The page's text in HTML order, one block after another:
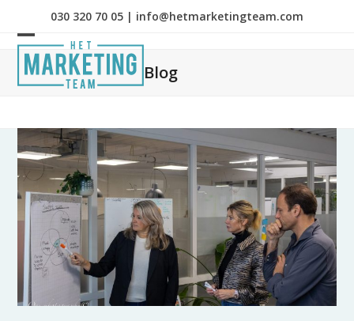
content
030 320 70 05 | info@hetmarketingteam.com
Open
mobile
Close
mobile
Blog